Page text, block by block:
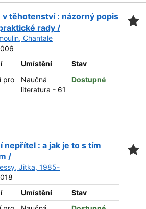
v těhotenství : názorný popis
rady /
Chantale
Umístění
Stav
pro
Naučná
literatura - 61
Dostupné
nepřítel : a jak je to s tím
/
Jitka, 1985-
Umístění
Stav